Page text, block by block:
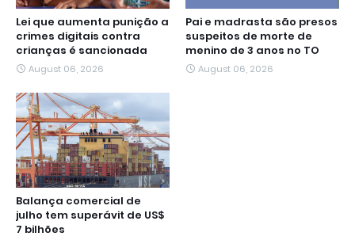
Lei que aumenta punição a
crimes digitais contra
crianças é sancionada
August 06, 2026
Pai e madrasta são presos
suspeitos de morte de
menino de 3 anos no TO
August 06, 2026
Balança comercial de
julho tem superávit de US$
7 bilhões